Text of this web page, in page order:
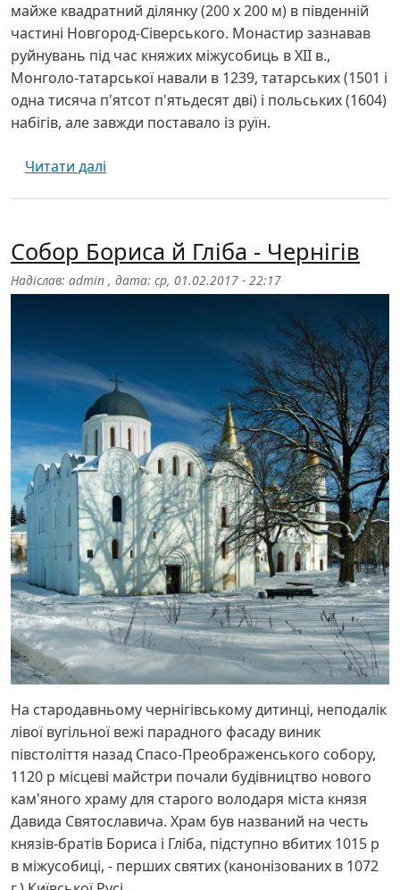
майже квадратний ділянку (200 х 200 м) в південній
частині Новгород-Сіверського. Монастир зазнавав
руйнувань під час княжих міжусобиць в XII в.,
Монголо-татарської навали в 1239, татарських (1501 і
одна тисяча п'ятсот п'ятьдесят дві) і польських (1604)
набігів, але завжди поставало із руїн.
Читати далі
Собор Бориса й Гліба - Чернігів
Надіслав: admin , дата: ср, 01.02.2017 - 22:17
На стародавньому чернігівському дитинці, неподалік
лівої вугільної вежі парадного фасаду виник
півстоліття назад Спасо-Преображенського собору,
1120 р місцеві майстри почали будівництво нового
кам'яного храму для старого володаря міста князя
Давида Святославича. Храм був названий на честь
князів-братів Бориса і Гліба, підступно вбитих 1015 р
в міжусобиці, - перших святих (канонізованих в 1072